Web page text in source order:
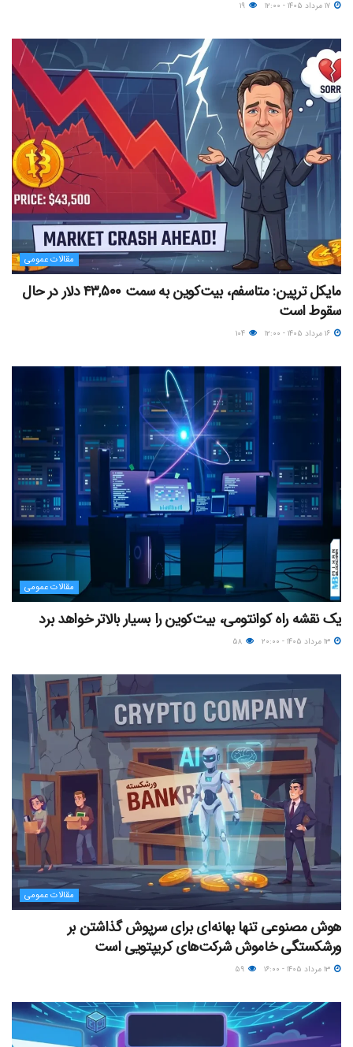
مقالات عمومی
مایکل ترپین: متاسفم، بیت‌کوین به سمت ۴۳,۵۰۰ دلار در حال
سقوط است
مقالات عمومی
یک نقشه راه کوانتومی، بیت‌کوین را بسیار بالاتر خواهد برد
مقالات عمومی
هوش مصنوعی تنها بهانه‌ای برای سرپوش گذاشتن بر
ورشکستگی خاموش شرکت‌های کریپتویی است